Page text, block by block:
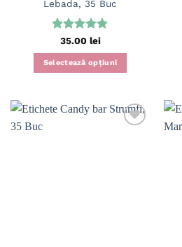
Lebada, 35 Buc
Evaluat la
5din 5
35.00 lei
Selectează opțiuni